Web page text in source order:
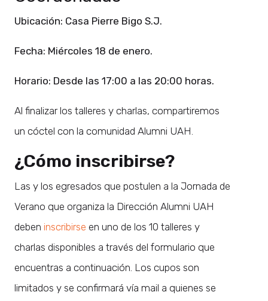
Ubicación: Casa Pierre Bigo S.J.
Fecha: Miércoles 18 de enero.
Horario: Desde las 17:00 a las 20:00 horas.
Al finalizar los talleres y charlas, compartiremos
un cóctel con la comunidad Alumni UAH.
¿Cómo inscribirse?
Las y los egresados que postulen a la Jornada de
Verano que organiza la Dirección Alumni UAH
deben inscribirse en uno de los 10 talleres y
charlas disponibles a través del formulario que
encuentras a continuación. Los cupos son
limitados y se confirmará vía mail a quienes se